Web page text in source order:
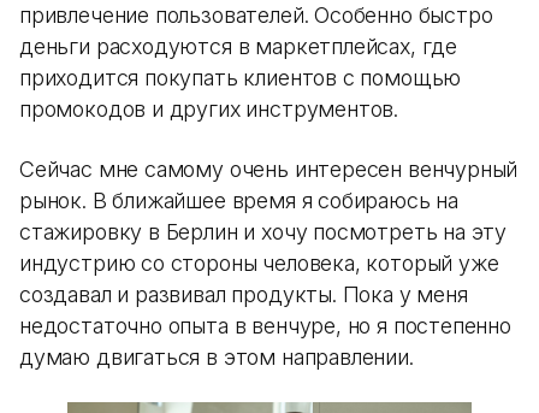
привлечение пользователей. Особенно быстро
деньги расходуются в маркетплейсах, где
приходится покупать клиентов с помощью
промокодов и других инструментов.
Сейчас мне самому очень интересен венчурный
рынок. В ближайшее время я собираюсь на
стажировку в Берлин и хочу посмотреть на эту
индустрию со стороны человека, который уже
создавал и развивал продукты. Пока у меня
недостаточно опыта в венчуре, но я постепенно
думаю двигаться в этом направлении.